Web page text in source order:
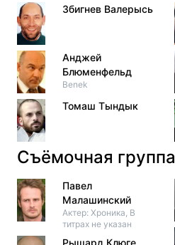
Збигнев Валерысь
Анджей
Блюменфельд
Benek
Томаш Тындык
Съёмочная группа
Павел
Малашинский
Актер: Хроника, В
титрах не указан
Рышард Клюге